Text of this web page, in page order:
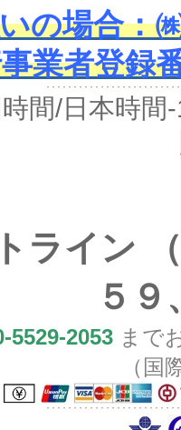
の場合：
業者登録
間/日本時間
ライン
５９
5529-2053 まで
（国